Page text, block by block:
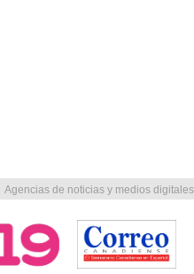
Agencias de noticias y medios digitales